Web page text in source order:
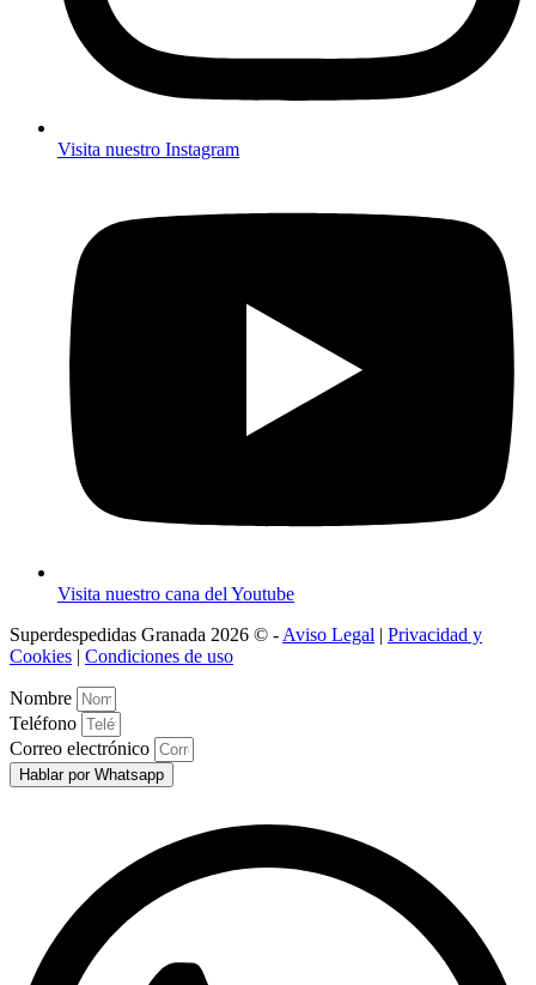
Visita nuestro Instagram
Visita nuestro cana del Youtube
Superdespedidas Granada 2026 © - Aviso Legal | Privacidad y
Cookies | Condiciones de uso
Nombre
Teléfono
Correo electrónico
Hablar por Whatsapp